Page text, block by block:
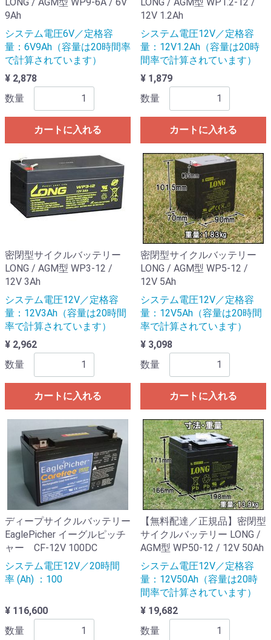
9Ah
システム電圧6V／定格容
量：6V9Ah（容量は20時間率
で計算されています）
¥ 2,878
数量
カートに入れる
12V 1.2Ah
システム電圧12V／定格容
量：12V1.2Ah（容量は20時
間率で計算されています）
¥ 1,879
数量
カートに入れる
密閉型サイクルバッテリー
LONG / AGM型 WP3-12 /
12V 3Ah
システム電圧12V／定格容
量：12V3Ah（容量は20時間
率で計算されています）
¥ 2,962
数量
カートに入れる
密閉型サイクルバッテリー
LONG / AGM型 WP5-12 /
12V 5Ah
システム電圧12V／定格容
量：12V5Ah（容量は20時間
率で計算されています）
¥ 3,098
数量
カートに入れる
ディープサイクルバッテリー
EaglePicher イーグルピッチ
ャー CF-12V 100DC
システム電圧12V／20時間
率 (Ah) ：100
¥ 116,600
数量
【無料配達／正規品】密閉型
サイクルバッテリー LONG /
AGM型 WP50-12 / 12V 50Ah
システム電圧12V／定格容
量：12V50Ah（容量は20時
間率で計算されています）
¥ 19,682
数量